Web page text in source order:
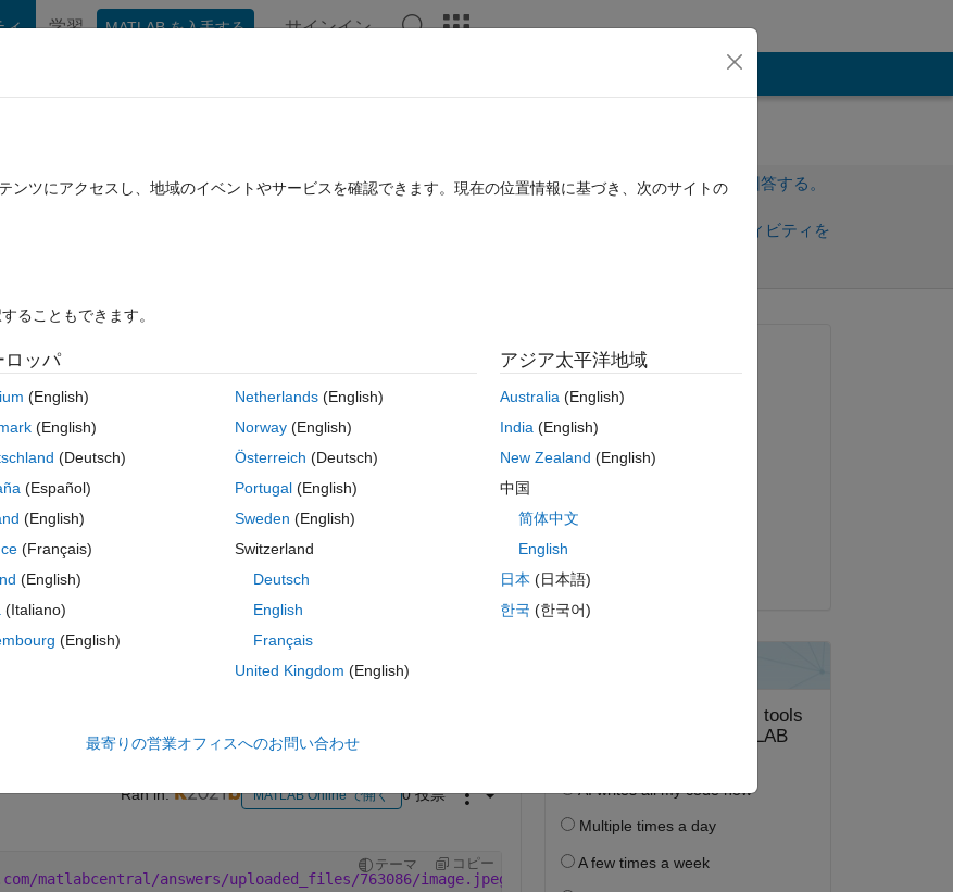
ィ 学習 MATLAB を入手する サインイン
する FAQ
サインインしてこの質問に回答する。
サインインしてアクティビティを
0 投票
help; how can I extract the values that belongs to an object like a
サインインしてこの質問に回答する。
Ran in: MATLAB Online で開く 0 投票
テーマ コピー
matlabcentral/answers/uploaded_files/763086/image.jpeg'
質問済み:
2021 年 10 月 10 日
編集済み:
採用済み:
ンツにアクセスし、地域のイベントやサービスを確認できます。現在の位置情報に基づき、次のサイトの
ることもできます。
ロッパ
(English)
(English)
(Deutsch)
(Español)
(English)
(Français)
(English)
(Italiano)
(English)
Netherlands(English)
Norway(English)
Österreich (Deutsch)
Portugal(English)
Sweden (English)
Switzerland
Deutsch
English
Français
United Kingdom (English)
アジア太平洋地域
Australia(English)
India(English)
New Zealand (English)
中国
简体中文
English
日本 (日本語)
한국 (한국어)
最寄りの営業オフィスへのお問い合わせ